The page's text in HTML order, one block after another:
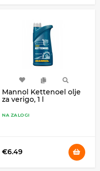
Mannol Kettenoel olje
za verigo, 1 l
NA ZALOGI
€6.49